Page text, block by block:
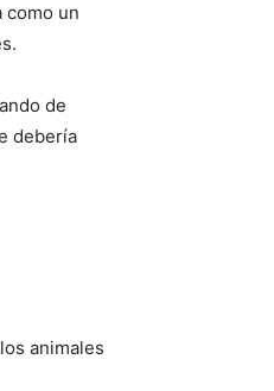
como un
de
debería
animales